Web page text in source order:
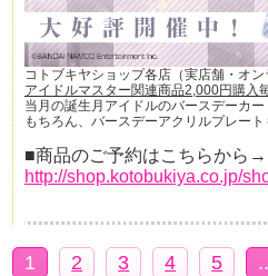
コトブキヤショップ各店（実店舗・オン
アイドルマスター関連商品2,000円購入
当月の誕生月アイドルのバースデーカー
もちろん、バースデーアクリルプレート
■商品のご予約はこちらから→
http://shop.kotobukiya.co.jp/
1 2 3 4 5